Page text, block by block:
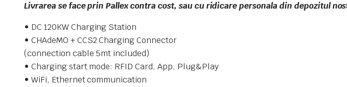
Livrarea se face prin Pallex contra cost, sau cu ridicare personala din depozitul
• DC 120KW Charging Station
• CHAdeMO + CCS2 Charging Connector
(connection cable 5mt included)
• Charging start mode: RFID Card, App, Plug&Play
• WiFi, Ethernet communication